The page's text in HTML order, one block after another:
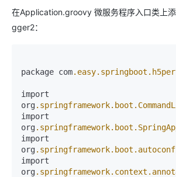
在Application.groovy 微服务程序入口类上
gger2：
package com.easy.springboot
import
org.springframework.boot
import
org.springframework.boot
import
org.springframework.boot
import
org.springframework.context